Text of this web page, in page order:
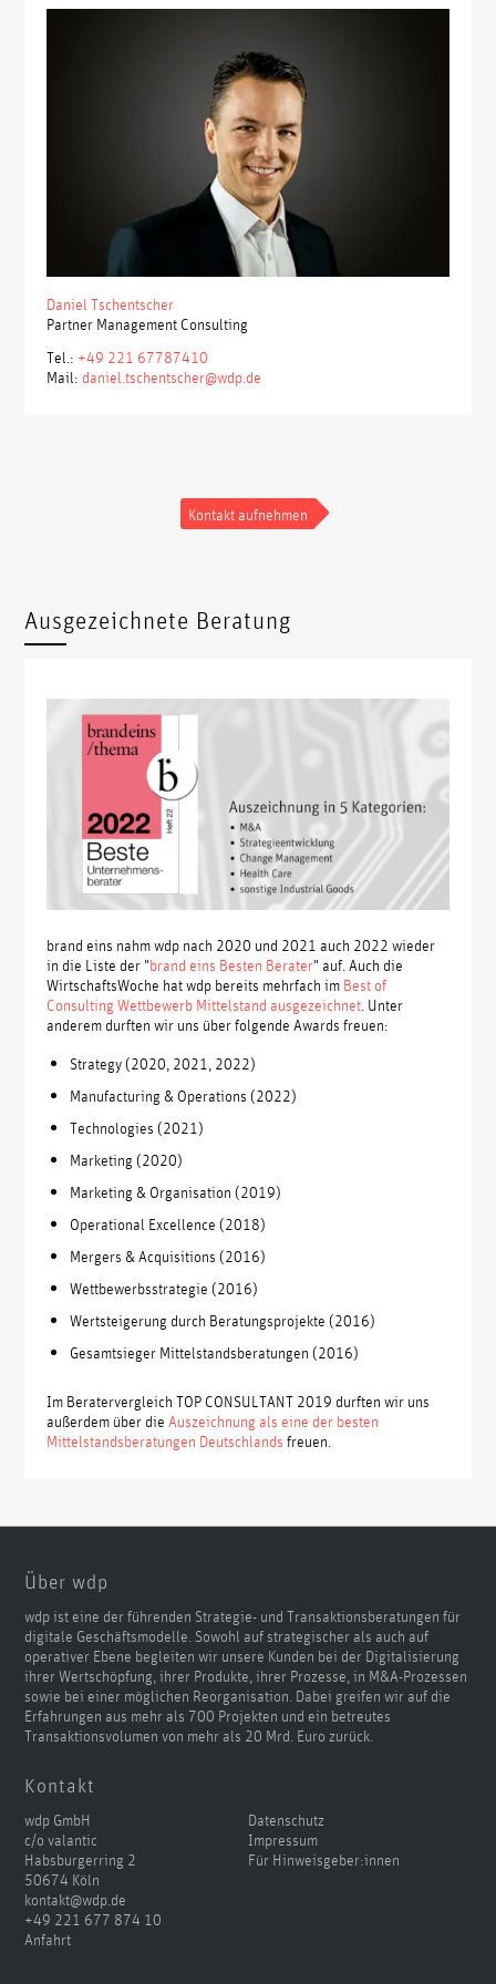
Daniel Tschentscher
Partner Management Consulting
Tel.: +49 221 67787410
Mail: daniel.tschentscher@wdp.de
Kontakt aufnehmen
Ausgezeichnete Beratung
brand eins nahm wdp nach 2020 und 2021 auch 2022 wieder
in die Liste der "brand eins Besten Berater" auf. Auch die
WirtschaftsWoche hat wdp bereits mehrfach im Best of
Consulting Wettbewerb Mittelstand ausgezeichnet . Unter
anderem durften wir uns über folgende Awards freuen:
Strategy (2020, 2021, 2022)
Manufacturing & Operations (2022)
Technologies (2021)
Marketing (2020)
Marketing & Organisation (2019)
Operational Excellence (2018)
Mergers & Acquisitions (2016)
Wettbewerbsstrategie (2016)
Wertsteigerung durch Beratungsprojekte (2016)
Gesamtsieger Mittelstandsberatungen (2016)
Im Beratervergleich TOP CONSULTANT 2019 durften wir uns
außerdem über dieAuszeichnung als eine der besten
Mittelstandsberatungen Deutschlands freuen.
Über wdp
wdp ist eine der führenden Strategie- und Transaktionsberatungen für
digitale Geschäftsmodelle. Sowohl auf strategischer als auch auf
operativer Ebene begleiten wir unsere Kunden bei der Digitalisierung
ihrer Wertschöpfung, ihrer Produkte, ihrer Prozesse, in M&A-Prozessen
sowie bei einer möglichen Reorganisation. Dabei greifen wir auf die
Erfahrungen aus mehr als 700 Projekten und ein betreutes
Transaktionsvolumen von mehr als 20 Mrd. Euro zurück.
Kontakt
wdp GmbH
c/o valantic
Habsburgerring 2
50674 Köln
kontakt@wdp.de
+49 221 677 874 10
Anfahrt
Datenschutz
Impressum
Für Hinweisgeber:innen